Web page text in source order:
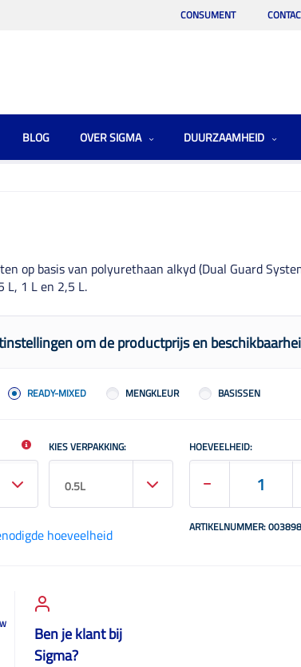
CONSUMENT
BLOG OVER SIGMA DUURZAAMHEID
op basis van polyurethaan alkyd (Dual Guard
L, 1 L en 2,5 L.
om de productprijs en
READY-MIXED MENGKLEUR BASISSEN
KIES VERPAKKING:
0.5L
hoeveelheid
HOEVEELHEID:
ARTIKELNUMMER:
Ben je klant bij
Sigma?